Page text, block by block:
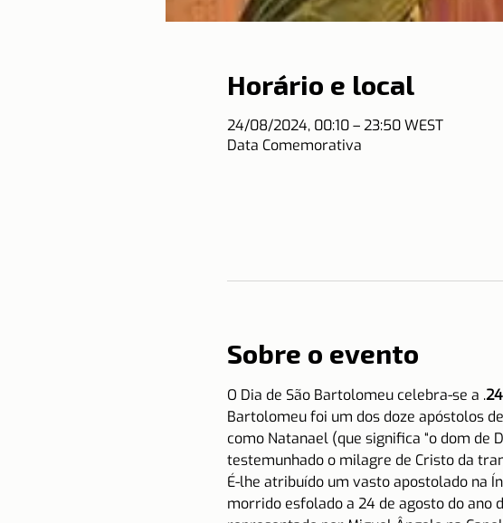
Horário e local
24/08/2024, 00:10 – 23:50 WEST
Data Comemorativa
Sobre o evento
O Dia de São Bartolomeu celebra-se a .
Bartolomeu foi um dos doze apóstolos
como Natanael (que significa “o dom de
testemunhado o milagre de Cristo da
É-lhe atribuído um vasto apostolado na
morrido esfolado a 24 de agosto do ano